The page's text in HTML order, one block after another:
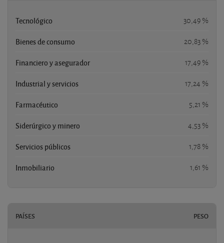
Tecnológico 30,49 %
Bienes de consumo 20,83 %
Financiero y asegurador 17,49 %
Industrial y servicios 17,24 %
Farmacéutico 5,21 %
Siderúrgico y minero 4,53 %
Servicios públicos 1,78 %
Inmobiliario 1,61 %
PAÍSES PESO